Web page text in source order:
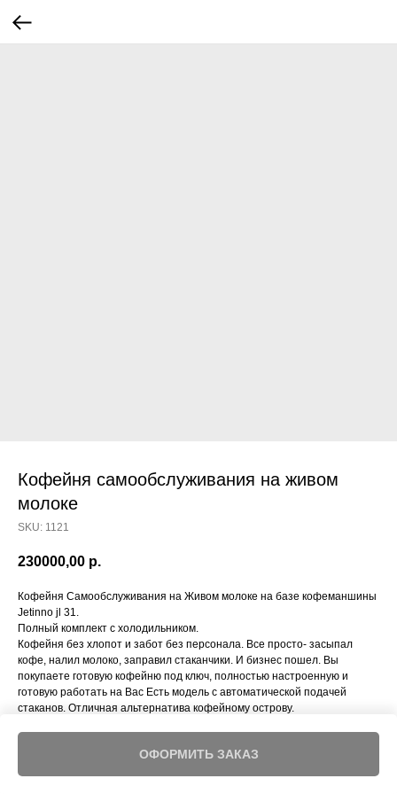
Кофейня самообслуживания на живом
молоке
SKU: 1121
230000,00 р.
ОФОРМИТЬ ЗАКАЗ
Кофейня Самообслуживания на Живом молоке на базе кофеманшины
Jetinno jl 31.
Полный комплект с холодильником.
Кофейня без хлопот и забот без персонала. Все просто- засыпал
кофе, налил молоко, заправил стаканчики. И бизнес пошел. Вы
покупаете готовую кофейню под ключ, полностью настроенную и
готовую работать на Вас Есть модель с автоматической подачей
стаканов. Отличная альтернатива кофейному острову.